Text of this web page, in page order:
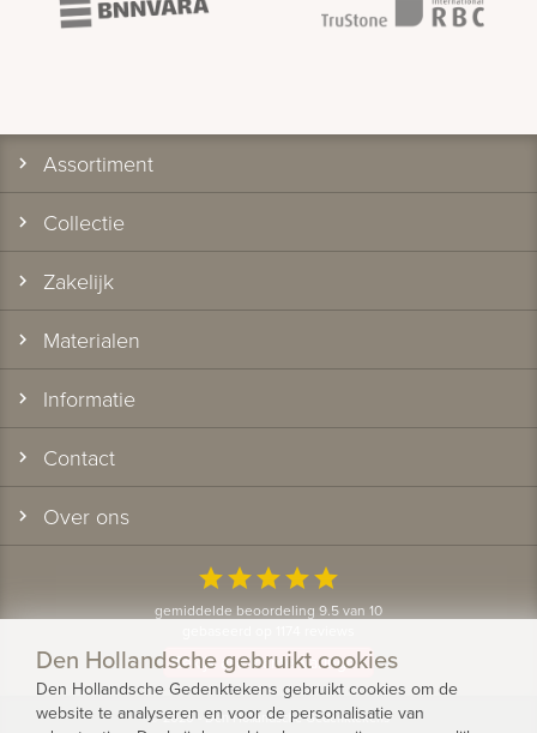
Assortiment
Collectie
Zakelijk
Materialen
Informatie
Contact
Over ons
starstarstarstarstar
gemiddelde beoordeling 9.5 van 10
Bekijk alle klantervaringen
© 2026 - Den Hollandsche Gedenktekens
Den Hollandsche gebruikt cookies
Den Hollandsche Gedenktekens gebruikt cookies om de
website te analyseren en voor de personalisatie van